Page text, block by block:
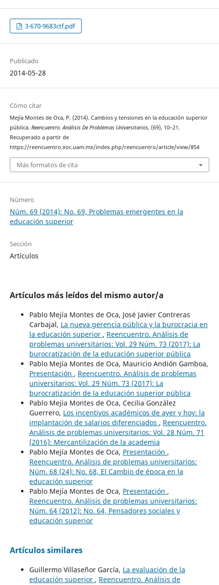
3-670-9683ctf.pdf
Publicado
2014-05-28
Cómo citar
Mejía Montes de Oca, P. (2014). Cambios y tensiones en la educación superior
pública. Reencuentro. Análisis De Problemas Universitarios, (69), 10–21.
Recuperado a partir de
https://reencuentro.xoc.uam.mx/index.php/reencuentro/article/view/854
Más formatos de cita
Número
Núm. 69 (2014): No. 69, Problemas emergentes en la
educación superior
Sección
Artículos
Artículos más leídos del mismo autor/a
Pablo Mejía Montes de Oca, José Javier Contreras
Carbajal, La nueva gerencia pública y la burocracia en
la educación superior , Reencuentro. Análisis de
problemas universitarios: Vol. 29 Núm. 73 (2017): La
burocratización de la educación superior pública
Pablo Mejía Montes de Oca, Mauricio Andión Gamboa,
Presentación , Reencuentro. Análisis de problemas
universitarios: Vol. 29 Núm. 73 (2017): La
burocratización de la educación superior pública
Pablo Mejia Montes de Oca, Cecilia González
Guerrero, Los incentivos académicos de ayer y hoy: la
implantación de salarios diferenciados , Reencuentro.
Análisis de problemas universitarios: Vol. 28 Núm. 71
(2016): Mercantilización de la academia
Pablo Mejía Montes de Oca, Presentación ,
Reencuentro. Análisis de problemas universitarios:
Núm. 68 (24): No. 68, El Cambio de época en la
educación superior
Pablo Mejía Montes de Oca, Presentación ,
Reencuentro. Análisis de problemas universitarios:
Núm. 64 (2012): No. 64, Pensadores sociales y
educación superior
Artículos similares
Guillermo Villaseñor García, La evaluación de la
educación superior , Reencuentro. Análisis de